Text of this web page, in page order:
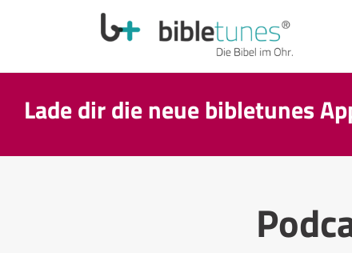
Lade dir die neue bibletunes